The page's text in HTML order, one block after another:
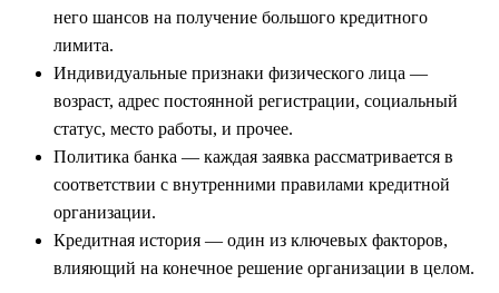
него шансов на получение большого кредитного
лимита.
Индивидуальные признаки физического лица —
возраст, адрес постоянной регистрации, социальный
статус, место работы, и прочее.
Политика банка — каждая заявка рассматривается в
соответствии с внутренними правилами кредитной
организации.
Кредитная история — один из ключевых факторов,
влияющий на конечное решение организации в целом.